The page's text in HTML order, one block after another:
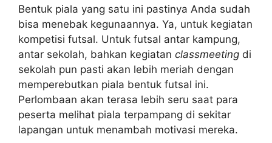
Bentuk piala yang satu ini pastinya Anda sudah
bisa menebak kegunaannya. Ya, untuk kegiatan
kompetisi futsal. Untuk futsal antar kampung,
antar sekolah, bahkan kegiatan classmeeting di
sekolah pun pasti akan lebih meriah dengan
memperebutkan piala bentuk futsal ini.
Perlombaan akan terasa lebih seru saat para
peserta melihat piala terpampang di sekitar
lapangan untuk menambah motivasi mereka.